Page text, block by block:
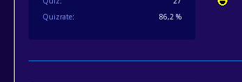
Quizrate
86,2 %